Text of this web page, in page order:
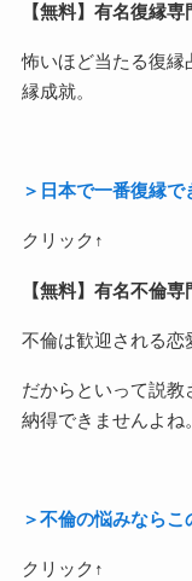
【無料】有名復縁専
怖いほど当たる復縁
縁成就。
＞日本で一番復縁
クリック↑
【無料】有名不倫専
不倫は歓迎される恋
だからといって説教
納得できませんよね。
＞不倫の悩みなら
クリック↑